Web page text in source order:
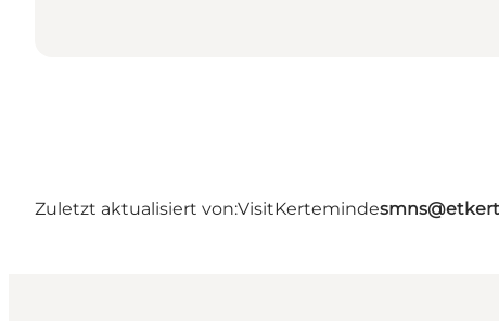
Zuletzt aktualisiert von:VisitKerteminde